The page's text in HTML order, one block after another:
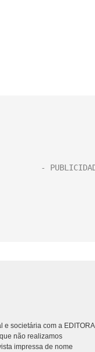
e societária com a EDITORA
não realizamos
impressa de nome